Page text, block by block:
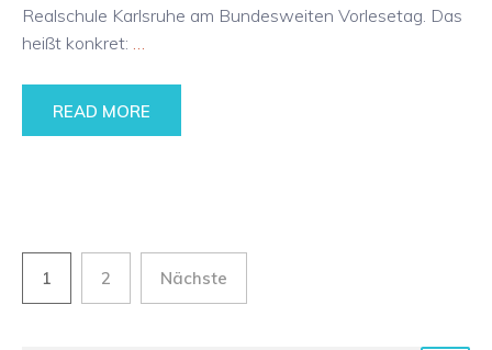
Realschule Karlsruhe am Bundesweiten Vorlesetag. Das
heißt konkret:
READ MORE
Beitragsnavigation
1 2 Nächste